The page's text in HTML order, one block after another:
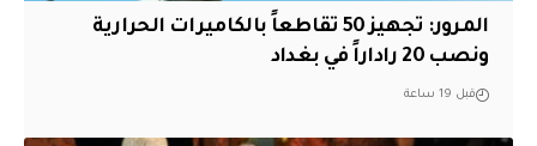
المرور: تجهيز 50 تقاطعاً بالكاميرات الحرارية
ونصب 20 راداراً في بغداد
قبل 19 ساعة